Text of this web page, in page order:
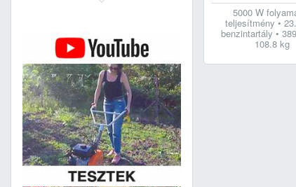
21.7 A(2)
23.9 A (1)
5000 W
teljesítmény •
benzintartály •
108.8 kg